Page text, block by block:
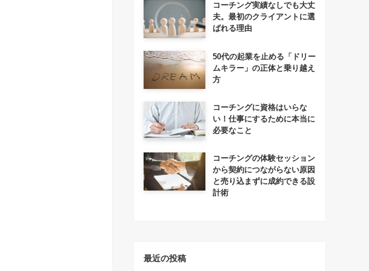
コーチング実績なしでも大丈
夫。最初のクライアントに選
ばれる理由
50代の起業を止める「ドリー
ムキラー」の正体と乗り越え
方
コーチングに資格はいらな
い！仕事にするために本当に
必要なこと
コーチングの体験セッション
から契約につながらない原因
と売り込まずに成約できる設
計術
最近の投稿